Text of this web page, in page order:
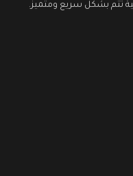
تتم بشكل سريع ومتميز.